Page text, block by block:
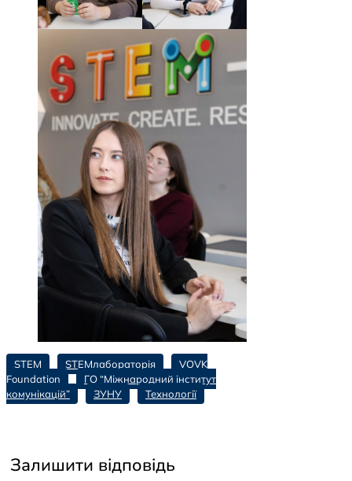
STEM STEMлабораторія
VOVK
Foundation
ГО “Міжнародний інститут
комунікацій”
ЗУНУ Технології
Залишити відповідь